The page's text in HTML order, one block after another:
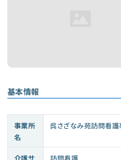
基本情報
事業所
名
呉さざなみ苑訪問看
介護サ 訪問看護